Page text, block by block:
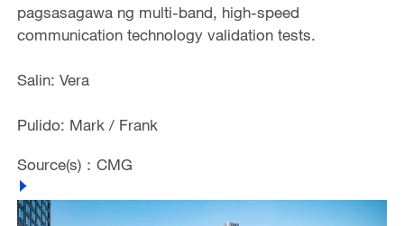
pagsasagawa ng multi-band, high-speed
communication technology validation tests.
Salin: Vera
Pulido: Mark / Frank
Source(s)：CMG